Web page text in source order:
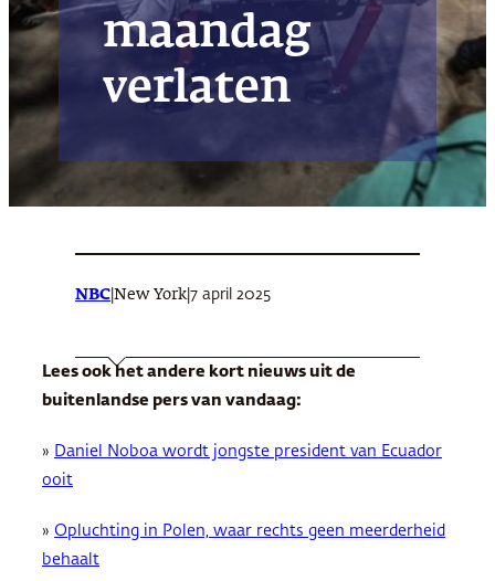
maandag
verlaten
NBC New York 7 april 2025
Lees ook het andere kort nieuws uit de
buitenlandse pers van vandaag:
»
Daniel Noboa wordt jongste president van Ecuador
ooit
» Opluchting in Polen, waar rechts geen meerderheid
behaalt